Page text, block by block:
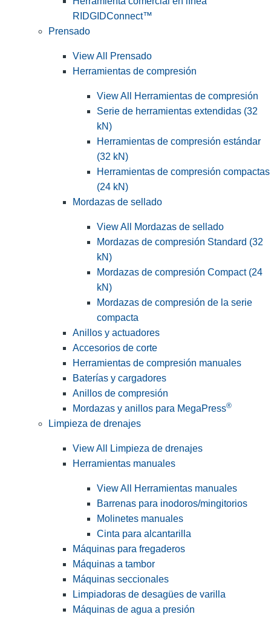
RIDGIDConnect™
Prensado
View All Prensado
Herramientas de compresión
View All Herramientas de compresión
Serie de herramientas extendidas (32
kN)
Herramientas de compresión estándar
(32 kN)
Herramientas de compresión compactas
(24 kN)
Mordazas de sellado
View All Mordazas de sellado
Mordazas de compresión Standard (32
kN)
Mordazas de compresión Compact (24
kN)
Mordazas de compresión de la serie
compacta
Anillos y actuadores
Accesorios de corte
Herramientas de compresión manuales
Baterías y cargadores
Anillos de compresión
Mordazas y anillos para MegaPress®
Limpieza de drenajes
View All Limpieza de drenajes
Herramientas manuales
View All Herramientas manuales
Barrenas para inodoros/mingitorios
Molinetes manuales
Cinta para alcantarilla
Máquinas para fregaderos
Máquinas a tambor
Máquinas seccionales
Limpiadoras de desagües de varilla
Máquinas de agua a presión